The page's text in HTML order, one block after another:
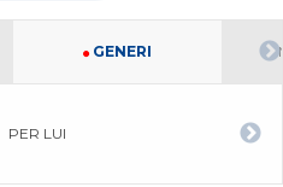
GENERI
PER LUI